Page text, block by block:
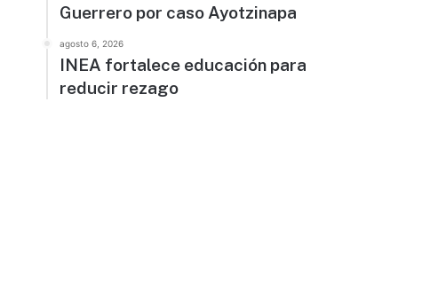
Guerrero por caso Ayotzinapa
agosto 6, 2026
INEA fortalece educación para
reducir rezago